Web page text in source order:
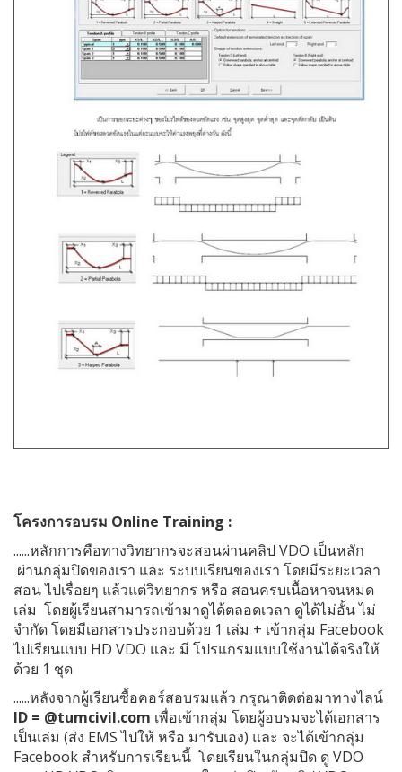
โครงการอบรม Online Training :
......หลักการคือทางวิทยากรจะสอนผ่านคลิปVDO เป็นหลัก
ผ่านกลุ่มปิดของเรา และ ระบบเรียนของเรา โดยมีระยะเวลา
สอน ไปเรื่อยๆ แล้วแต่วิทยากร หรือ สอนครบเนื้อหาจนหมด
เล่ม โดยผู้เรียนสามารถเข้ามาดูได้ตลอดเวลา ดูได้ไม่อั้น ไม่
จำกัด โดยมีเอกสารประกอบด้วย 1 เล่ม + เข้ากลุ่ม Facebook
ไปเรียนแบบ HD VDO และ มี โปรแกรมแบบใช้งานได้จริงให้
ด้วย 1 ชุด
......หลังจากผู้เรียนซื้อคอร์สอบรมแล้ว กรุณาติดต่อมาทางไลน์
ID = @tumcivil.com เพื่อเข้ากลุ่ม โดยผู้อบรมจะได้เอกสาร
เป็นเล่ม (ส่ง EMSไปให้ หรือ มารับเอง) และ จะได้เข้ากลุ่ม
Facebook สำหรับการเรียนนี้ โดยเรียนในกลุ่มปิด ดVDO